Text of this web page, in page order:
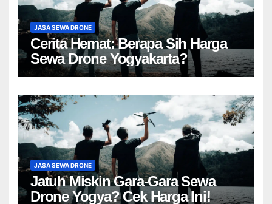
JASA SEWA DRONE
Cerita Hemat: Berapa Sih Harga
Sewa Drone Yogyakarta?
JASA SEWA DRONE
Jatuh Miskin Gara-Gara Sewa
Drone Yogya? Cek Harga Ini!